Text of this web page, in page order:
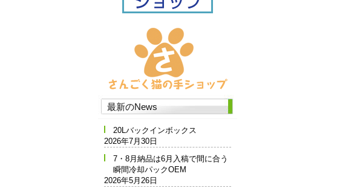
最新のNews
20Lバックインボックス
2026年7月30日
7・8月納品は6月入稿で間に合う
瞬間冷却パックOEM
2026年5月26日